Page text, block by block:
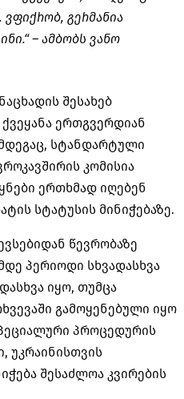
ვფიქრობ, გერმანია
– ამბობს ვანო
შესახებ
ერთგვერდიან
სტანდარტული
კომისია
ერთხმად იღებენ
სტატუსის მინიჭებაზე.
წევრობაზე
პერიოდი სხვადასხვა
იყო, თუმცა
გამოყენებული იყო
პროცედურის
უკრაინისთვის
შესაძლოა კვირების